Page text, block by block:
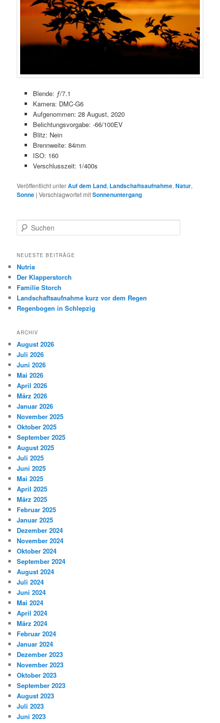
Blende: ƒ/7.1
Kamera: DMC-G6
Aufgenommen: 28 August, 2020
Belichtungsvorgabe: -66/100EV
Blitz: Nein
Brennweite: 84mm
ISO: 160
Verschlusszeit: 1/400s
Veröffentlicht unterAuf dem Land, Landschaftsaufnahme,Natur,
Sonne |Verschlagwortet mitSonnenuntergang
u
h
n
NEUESTE BEITRÄGE
Nutria
Der Klapperstorch
Familie Storch
Landschaftsaufnahme kurz vor dem Regen
Regenbogen in Schlepzig
ARCHIV
August 2026
Juli 2026
Juni 2026
Mai 2026
April 2026
März 2026
Januar 2026
November 2025
Oktober 2025
September 2025
August 2025
Juli 2025
Juni 2025
Mai 2025
April 2025
März 2025
Februar 2025
Januar 2025
Dezember 2024
November 2024
Oktober 2024
September 2024
August 2024
Juli 2024
Juni 2024
Mai 2024
April 2024
März 2024
Februar 2024
Januar 2024
Dezember 2023
November 2023
Oktober 2023
September 2023
August 2023
Juli 2023
Juni 2023